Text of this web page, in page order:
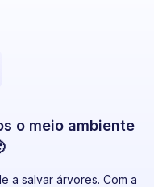
o meio ambiente
a salvar árvores. Com a